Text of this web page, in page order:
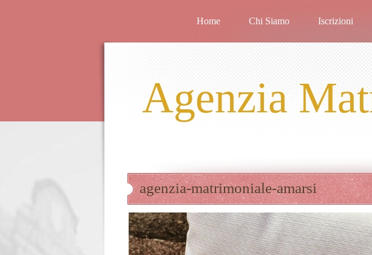
Home Chi Siamo Iscrizioni
Agenzia
agenzia-matrimoniale-amarsi